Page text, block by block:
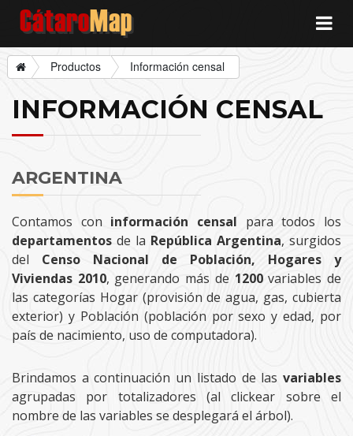
CátaroMap
Productos Información censal
INFORMACIÓN CENSAL
ARGENTINA
Contamos con información censal para todos los
departamentos de la República Argentina, surgidos
del Censo Nacional de Población, Hogares y
Viviendas 2010, generando más de 1200variables de
las categorías Hogar (provisión de agua, gas, cubierta
exterior) y Población (población por sexo y edad, por
país de nacimiento, uso de computadora).
Brindamos a continuación un listado de las variables
agrupadas por totalizadores (al clickear sobre el
nombre de las variables se desplegará el árbol).